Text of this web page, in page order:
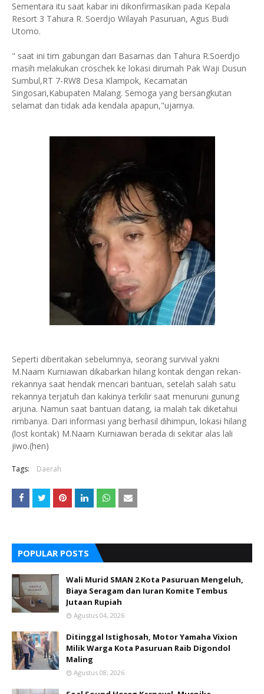
Sementara itu saat kabar ini dikonfirmasikan pada Kepala
Resort 3 Tahura R. Soerdjo Wilayah Pasuruan, Agus Budi
Utomo.
" saat ini tim gabungan dari Basarnas dan Tahura R.Soerdjo
masih melakukan croschek ke lokasi dirumah Pak Waji Dusun
Sumbul,RT 7-RW8 Desa Klampok, Kecamatan
Singosari,Kabupaten Malang. Semoga yang bersangkutan
selamat dan tidak ada kendala apapun,"ujarnya.
Seperti diberitakan sebelumnya, seorang survival yakni
M.Naam Kurniawan dikabarkan hilang kontak dengan rekan-
rekannya saat hendak mencari bantuan, setelah salah satu
rekannya terjatuh dan kakinya terkilir saat menuruni gunung
arjuna. Namun saat bantuan datang, ia malah tak diketahui
rimbanya. Dari informasi yang berhasil dihimpun, lokasi hilang
(lost kontak) M.Naam Kurniawan berada di sekitar alas lali
jiwo.(hen)
Tags: Daerah
POPULAR POSTS
Wali Murid SMAN 2 Kota Pasuruan Mengeluh,
Biaya Seragam dan Iuran Komite Tembus
Jutaan Rupiah
Agustus 04, 2026
Ditinggal Istighosah, Motor Yamaha Vixion
Milik Warga Kota Pasuruan Raib Digondol
Maling
Agustus 08, 2026